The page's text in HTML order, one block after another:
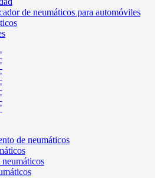
de neumáticos para automóviles
de neumáticos